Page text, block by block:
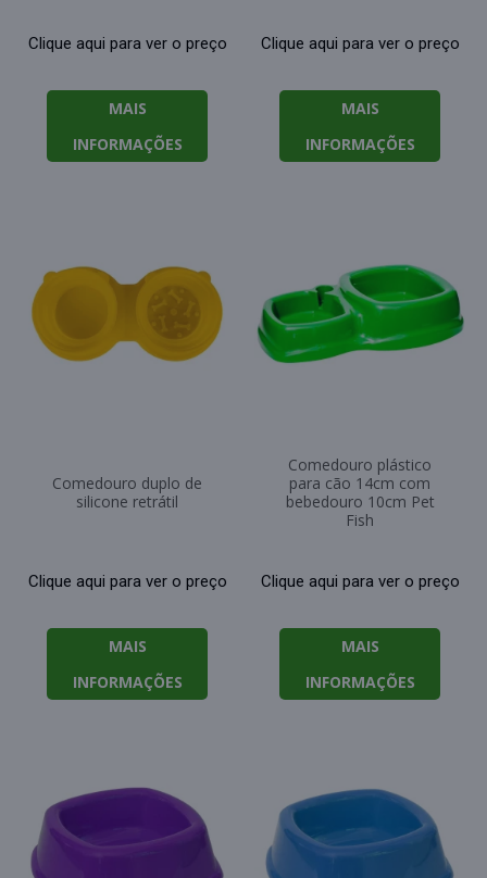
Clique aqui para ver o preço
MAIS
INFORMAÇÕES
Clique aqui para ver o preço
MAIS
INFORMAÇÕES
Comedouro duplo de
silicone retrátil
Clique aqui para ver o preço
MAIS
INFORMAÇÕES
Comedouro plástico
para cão 14cm com
bebedouro 10cm Pet
Fish
Clique aqui para ver o preço
MAIS
INFORMAÇÕES